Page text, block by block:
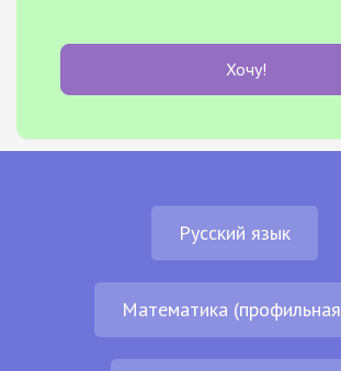
Хочу!
Русский язык
Математика